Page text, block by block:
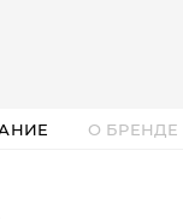
О БРЕНДЕ